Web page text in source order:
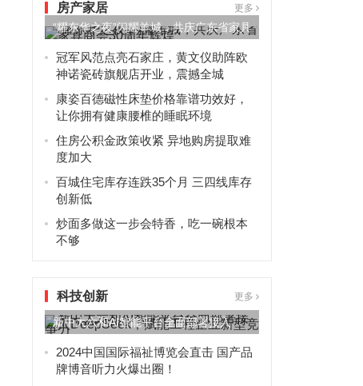
房产家居 更多
“耀东华之夜”闪耀羊城，共庆广东省家具
商会30周年辉煌
冠军风范点亮石家庄，黄文仪助阵欧
神诺瓷砖旗舰店开业，震撼全城
康姿百德磁性床垫价格靠谱功效好，
让你拥有健康腰椎的睡眠环境
住房公积金政策收紧 异地购房提取难
度加大
百城住宅库存连跌35个月 三四线库存
创新低
炒面多做这一步会特香，吃一碗根本
不够
科技创新 更多
新中大六和AI智能平台全面部署接入
DeepSeek，赋能工程...
2024中国国际福祉博览会直击 国产品
牌博音听力火爆出圈！